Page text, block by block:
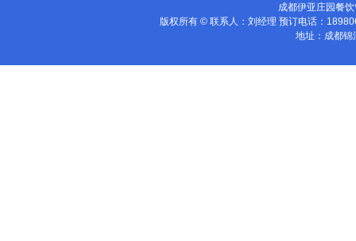
成都伊亚庄园餐
版权所有 © 联系人：刘经理 预订电话：
地址：成都